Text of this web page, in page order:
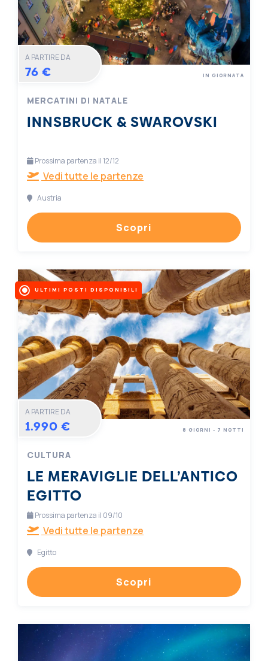
A PARTIRE DA
76 €
MERCATINI DI NATALE
INNSBRUCK & SWAROVSKI
IN GIORNATA
Prossima partenza il 12/12
Vedi tutte le partenze
Austria
Scopri
ULTIMI POSTI DISPONIBILI
A PARTIRE DA
1.990 €
CULTURA
LE MERAVIGLIE DELL’ANTICO
EGITTO
8 GIORNI - 7 NOTTI
Prossima partenza il 09/10
Vedi tutte le partenze
Egitto
Scopri